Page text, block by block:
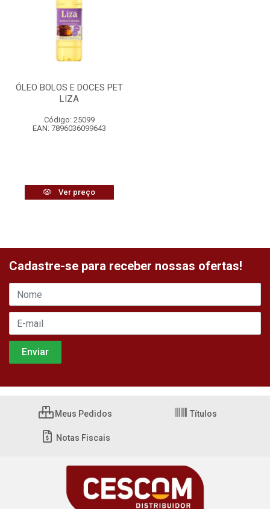
ÓLEO BOLOS E DOCES PET
LIZA
Código: 25099
EAN: 7896036099643
Ver preço
Cadastre-se para receber nossas ofertas!
Meus Pedidos Títulos
Notas Fiscais